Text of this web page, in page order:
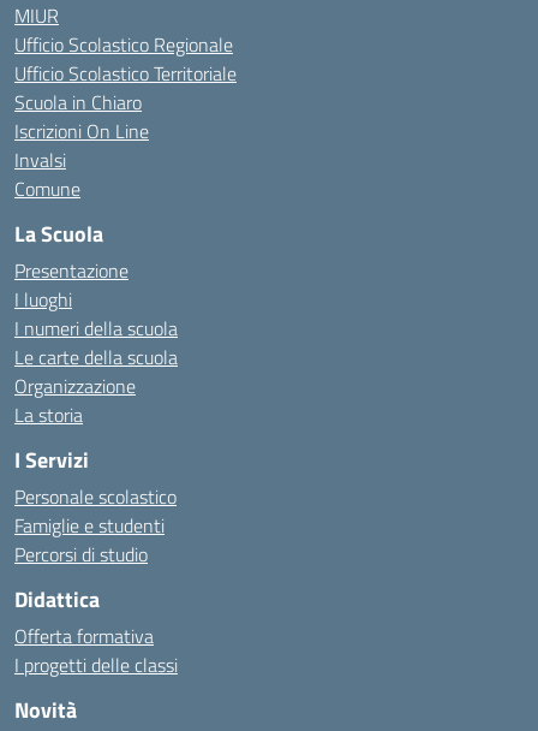
MIUR
Ufficio Scolastico Regionale
Ufficio Scolastico Territoriale
Scuola in Chiaro
Iscrizioni On Line
Invalsi
Comune
La Scuola
Presentazione
I luoghi
I numeri della scuola
Le carte della scuola
Organizzazione
La storia
I Servizi
Personale scolastico
Famiglie e studenti
Percorsi di studio
Didattica
Offerta formativa
I progetti delle classi
Novità